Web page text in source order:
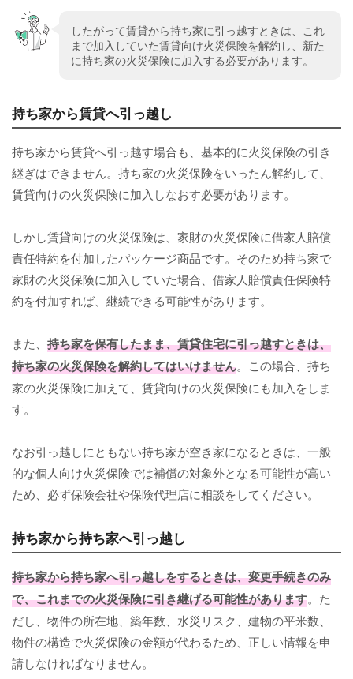
したがって賃貸から持ち家に引っ越すときは、これ
まで加入していた賃貸向け火災保険を解約し、新た
に持ち家の火災保険に加入する必要があります。
持ち家から賃貸へ引っ越し
持ち家から賃貸へ引っ越す場合も、基本的に火災保険の引き
継ぎはできません。持ち家の火災保険をいったん解約して、
賃貸向けの火災保険に加入しなおす必要があります。
しかし賃貸向けの火災保険は、家財の火災保険に借家人賠償
責任特約を付加したパッケージ商品です。そのため持ち家で
家財の火災保険に加入していた場合、借家人賠償責任保険特
約を付加すれば、継続できる可能性があります。
また、 持ち家を保有したまま、賃貸住宅に引っ越すときは、
持ち家の火災保険を解約してはいけません。この場合、持ち
家の火災保険に加えて、賃貸向けの火災保険にも加入をしま
す。
なお引っ越しにともない持ち家が空き家になるときは、一般
的な個人向け火災保険では補償の対象外となる可能性が高い
ため、必ず保険会社や保険代理店に相談をしてください。
持ち家から持ち家へ引っ越し
持ち家から持ち家へ引っ越しをするときは、変更手続きのみ
で、これまでの火災保険に引き継げる可能性があります。た
だし、物件の所在地、築年数、水災リスク、建物の平米数、
物件の構造で火災保険の金額が代わるため、正しい情報を申
請しなければなりません。